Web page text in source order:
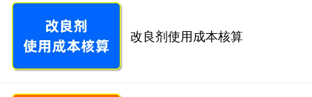
改良剂使用成本核算